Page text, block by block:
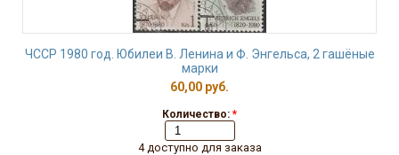
ЧССР 1980 год. Юбилеи В. Ленина и Ф. Энгельса, 2 гашёные
марки
60,00 руб.
Количество: *
4 доступно для заказа